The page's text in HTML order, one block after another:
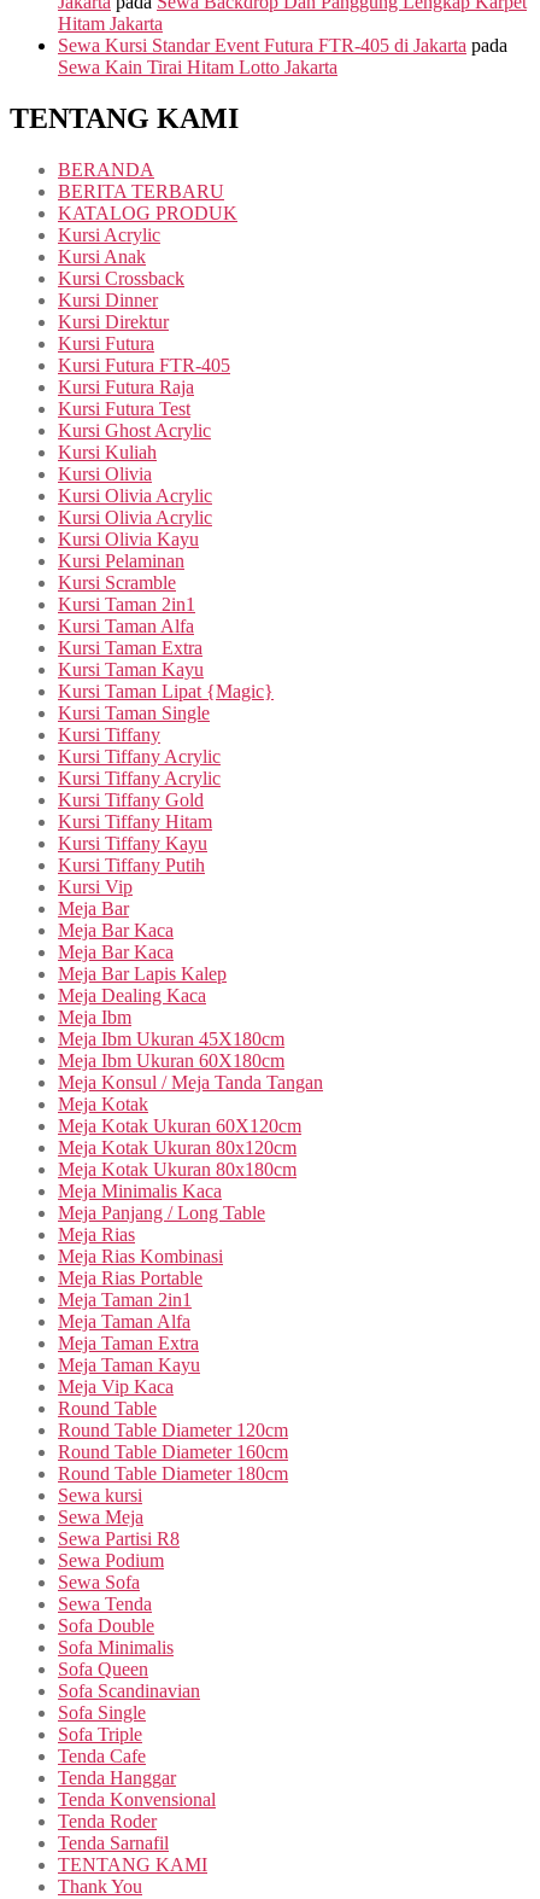
Hitam Jakarta
Sewa Kursi Standar Event Futura FTR-405 di Jakarta pada
Sewa Kain Tirai Hitam Lotto Jakarta
TENTANG KAMI
BERANDA
BERITA TERBARU
KATALOG PRODUK
Kursi Acrylic
Kursi Anak
Kursi Crossback
Kursi Dinner
Kursi Direktur
Kursi Futura
Kursi Futura FTR-405
Kursi Futura Raja
Kursi Futura Test
Kursi Ghost Acrylic
Kursi Kuliah
Kursi Olivia
Kursi Olivia Acrylic
Kursi Olivia Acrylic
Kursi Olivia Kayu
Kursi Pelaminan
Kursi Scramble
Kursi Taman 2in1
Kursi Taman Alfa
Kursi Taman Extra
Kursi Taman Kayu
Kursi Taman Lipat {Magic}
Kursi Taman Single
Kursi Tiffany
Kursi Tiffany Acrylic
Kursi Tiffany Acrylic
Kursi Tiffany Gold
Kursi Tiffany Hitam
Kursi Tiffany Kayu
Kursi Tiffany Putih
Kursi Vip
Meja Bar
Meja Bar Kaca
Meja Bar Kaca
Meja Bar Lapis Kalep
Meja Dealing Kaca
Meja Ibm
Meja Ibm Ukuran 45X180cm
Meja Ibm Ukuran 60X180cm
Meja Konsul / Meja Tanda Tangan
Meja Kotak
Meja Kotak Ukuran 60X120cm
Meja Kotak Ukuran 80x120cm
Meja Kotak Ukuran 80x180cm
Meja Minimalis Kaca
Meja Panjang / Long Table
Meja Rias
Meja Rias Kombinasi
Meja Rias Portable
Meja Taman 2in1
Meja Taman Alfa
Meja Taman Extra
Meja Taman Kayu
Meja Vip Kaca
Round Table
Round Table Diameter 120cm
Round Table Diameter 160cm
Round Table Diameter 180cm
Sewa kursi
Sewa Meja
Sewa Partisi R8
Sewa Podium
Sewa Sofa
Sewa Tenda
Sofa Double
Sofa Minimalis
Sofa Queen
Sofa Scandinavian
Sofa Single
Sofa Triple
Tenda Cafe
Tenda Hanggar
Tenda Konvensional
Tenda Roder
Tenda Sarnafil
TENTANG KAMI
Thank You